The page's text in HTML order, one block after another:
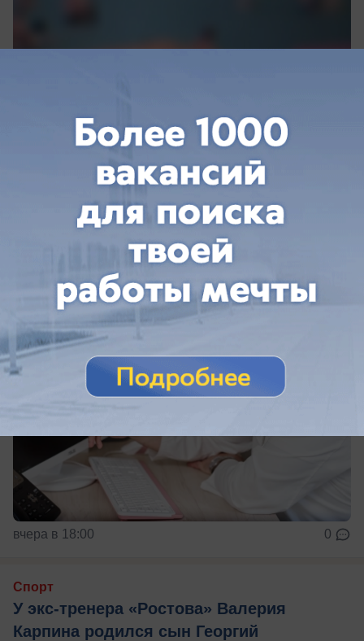
травматологу-ортопеду о
распространенных суставных болях
Владимир Обаян рассказал о борьбе с артрозом
большого пальца кисти
вчера в 18:00 0
Спорт
У экс-тренера «Ростова» Валерия
Карпина родился сын Георгий